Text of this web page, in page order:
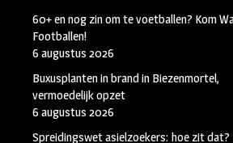
60+ en nog zin om te voetballen? Kom
Footballen!
6 augustus 2026
Buxusplanten in brand in Biezenmortel,
vermoedelijk opzet
6 augustus 2026
Spreidingswet asielzoekers: hoe zit dat?